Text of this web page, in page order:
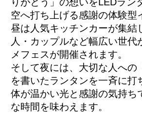
空へ打ち上げる感謝の体験型
昼は人気キッチンカーが集結
人・カップルなど幅広い世代
メフェスが開催されます。
そして夜には、大切な人への
を書いたランタンを一斉に打
体が温かい光と感謝の気持ち
な時間を味わえます。